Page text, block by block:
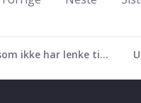
Sider som ikke har lenke til seg